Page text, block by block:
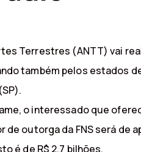
Terrestres (ANTT) vai
também pelos estados
o interessado que
de outorga da FNS será
é de R$ 2,7 bilhões.